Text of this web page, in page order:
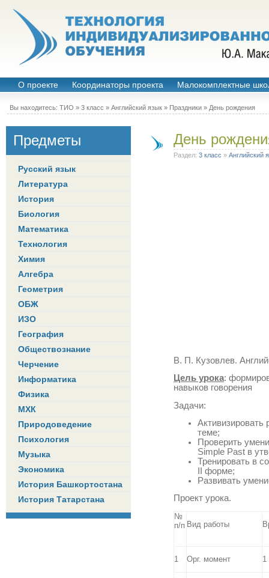
О проекте Координаторы проекта Малокомплектные
Вы находитесь: ТИО » 3 класс » Английский язык » Праздники » День рождения
Предметы
Русский язык
Литература
История
Биология
Математика
Технология
Химия
Алгебра
Геометрия
ОБЖ
ИЗО
География
Обществознание
Черчение
Информатика
Физика
МХК
Природоведение
Психология
Музыка
Экономика
История Башкортостана
История Татарстана
День
Раздел: 3 класс » Английский
В. П. Кузовлев.
Цель урока:
навыков говорения
Задачи:
Активизировать
теме;
Проверить
Simple Past в
Тренировать в
II форме;
Развивать
Проект урока.
№
п/п Вид работы
1 Орг. момент 1